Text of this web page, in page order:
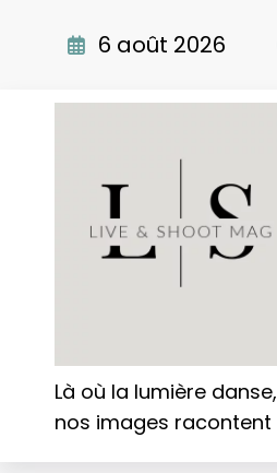
6 août 2026
Là où la lumière danse,
nos images racontent